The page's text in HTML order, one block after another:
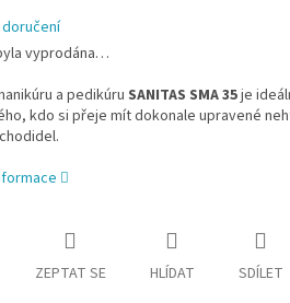
vyprodána…
a pedikúru SANITAS SMA 35je
kdo si přeje mít dokonale upravené
ZEPTAT SE HLÍDAT SDÍLET